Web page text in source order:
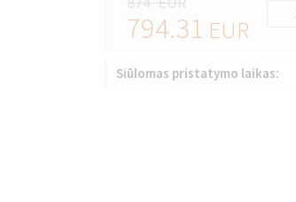
794.31 EUR
Siūlomas pristatymo laikas: